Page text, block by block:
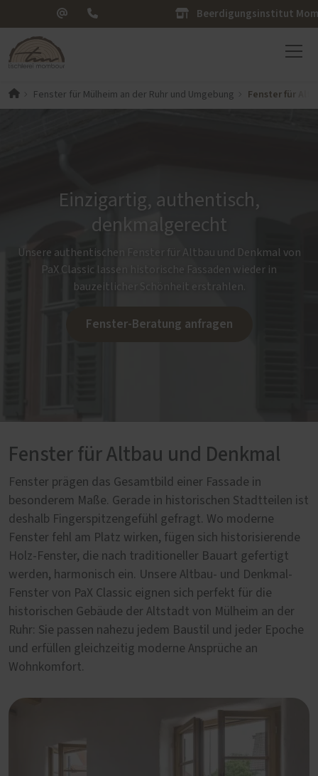
Beerdigungsinstitut
Fenster für Mülheim an der Ruhr und Umgebung Fenster für
Einzigartig, authentisch,
denkmalgerecht
Unsere authentischen Fenster für Altbau und Denkmal von
PaX Classic lassen historische Fassaden wieder in
bauzeitlicher Schönheit erstrahlen.
Fenster-Beratung anfragen
Fenster für Altbau und Denkmal
Fenster prägen das Gesamtbild einer Fassade in
besonderem Maße. Gerade in historischen Stadtteilen ist
deshalb Fingerspitzengefühl gefragt. Wo moderne
Fenster fehl am Platz wirken, fügen sich historisierende
Holz-Fenster, die nach traditioneller Bauart gefertigt
werden, harmonisch ein. Unsere Altbau- und Denkmal-
Fenster von PaX Classic eignen sich perfekt für die
historischen Gebäude der Altstadt von Mülheim an der
Ruhr: Sie passen nahezu jedem Baustil und jeder Epoche
und erfüllen gleichzeitig moderne Ansprüche an
Wohnkomfort.